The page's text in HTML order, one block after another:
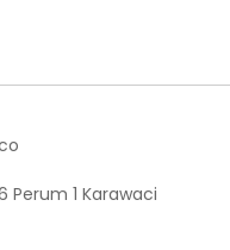
Perum 1 Karawaci